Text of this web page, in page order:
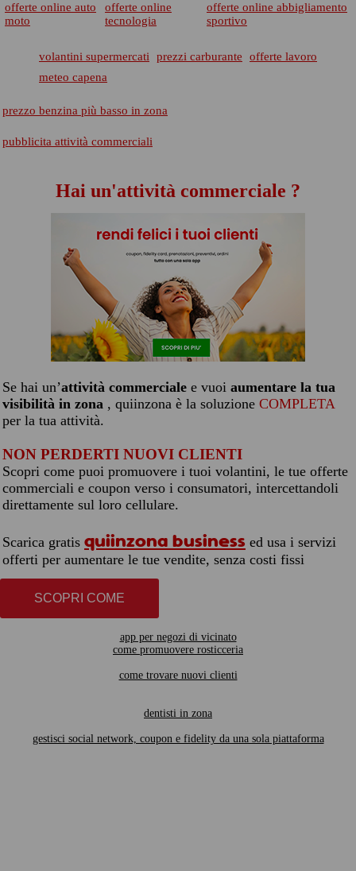
offerte online auto
moto
offerte online
tecnologia
offerte online abbigliamento
sportivo
volantini supermercati prezzi carburante
offerte lavoro
meteo capena
prezzo benzina più basso in zona
pubblicita attività commerciali
Hai un'attività commerciale ?
Se hai un’attività commerciale e vuoi aumentare la tua
visibilità in zona , quiinzona è la soluzione COMPLETA
per la tua attività.
NON PERDERTI NUOVI CLIENTI
Scopri come puoi promuovere i tuoi volantini, le tue offerte
commerciali e coupon verso i consumatori, intercettandoli
direttamente sul loro cellulare.
Scarica gratis quiinzona business ed usa i servizi
offerti per aumentare le tue vendite, senza costi fissi
SCOPRI COME
app per negozi di vicinato
come promuovere rosticceria
come trovare nuovi clienti
dentisti in zona
gestisci social network, coupon e fidelity da una sola piattaforma